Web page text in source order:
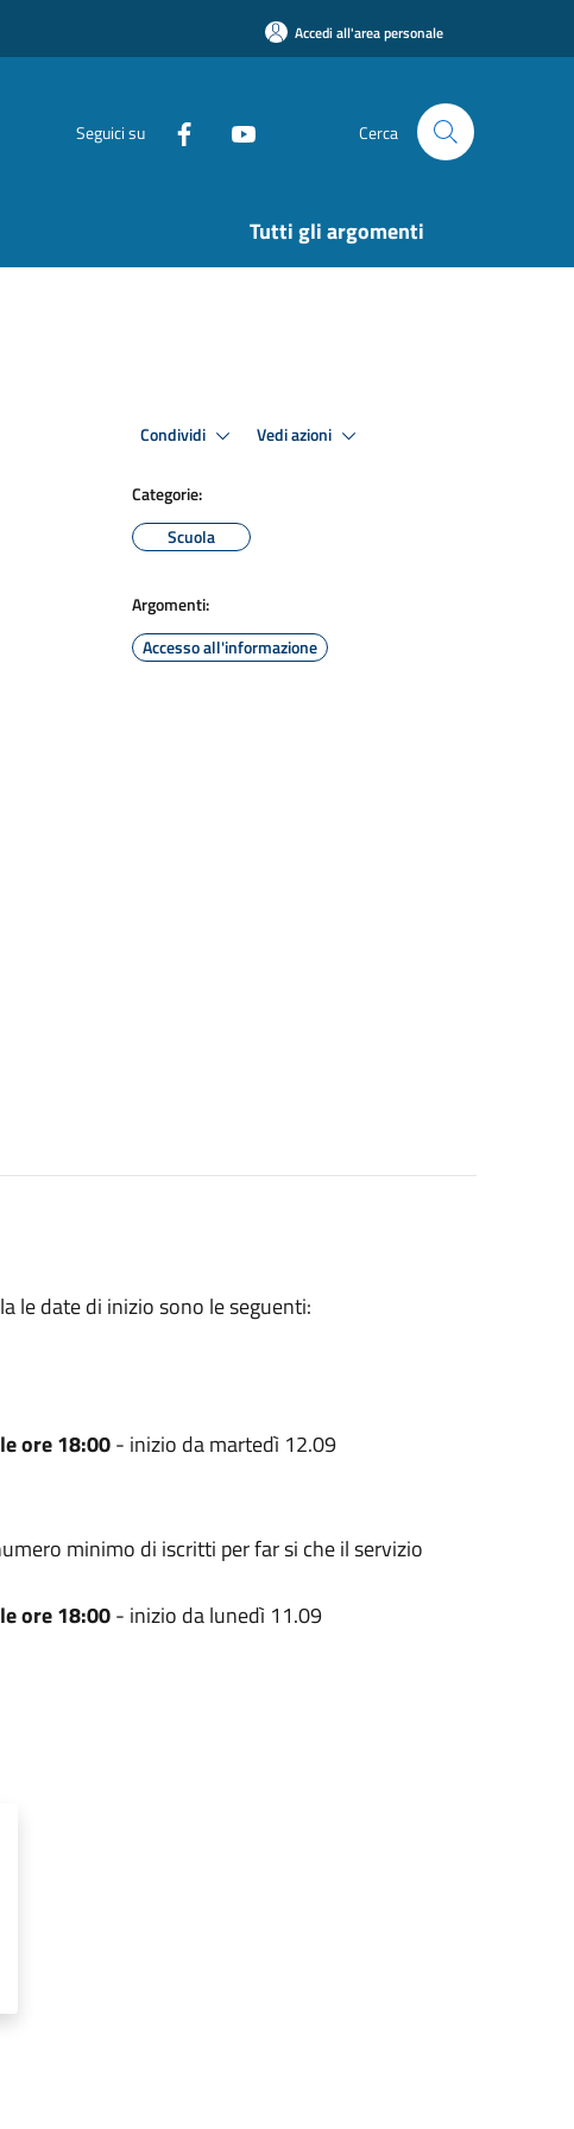
Accedi all'area personale
Seguici su Cerca
Tutti gli argomenti
Condividi Vedi azioni
Categorie:
Scuola
Argomenti:
Accesso all'informazione
le date di inizio sono le seguenti:
ore 18:00- inizio da martedì 12.09
minimo di iscritti per far si che il servizio
ore 18:00- inizio da lunedì 11.09